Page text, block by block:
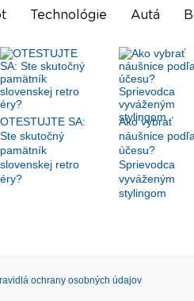
Technológie Autá
OTESTUJTE SA:
Ste skutočný
pamätník
slovenskej retro
éry?
Ako vybrať
náušnice podľa
účesu?
Sprievodca
vyváženým
stylingom
ochrany osobných údajov